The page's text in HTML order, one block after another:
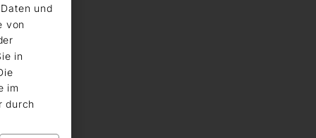
und
von
in
im
durch